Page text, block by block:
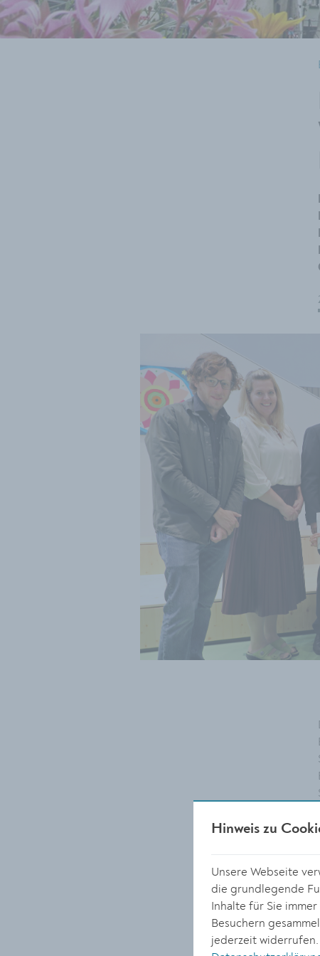
Hinweis zu
Unsere Webseite
die grundlegende
Inhalte für Sie
Besuchern
jederzeit